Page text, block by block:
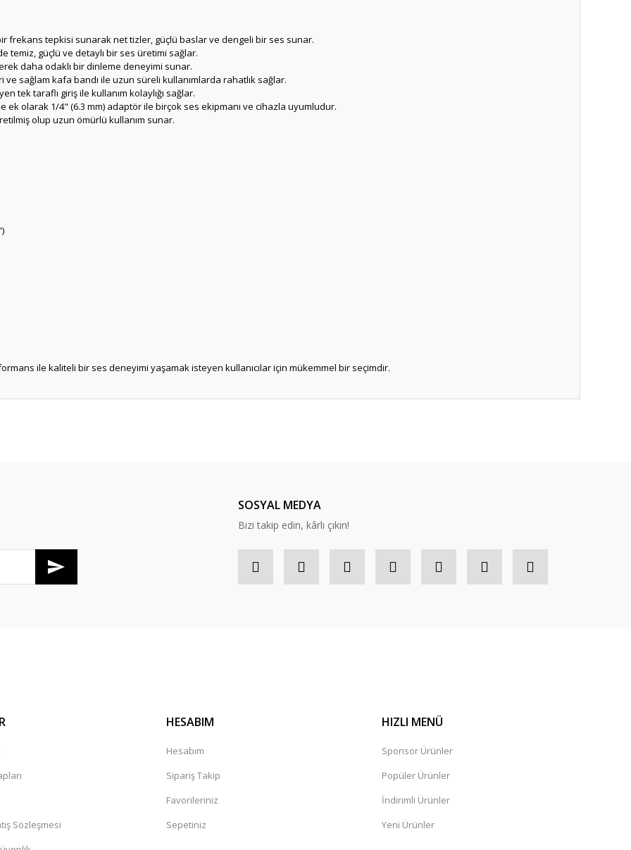
frekans tepkisi sunarak net tizler, güçlü baslar ve dengeli bir ses sunar.
temiz, güçlü ve detaylı bir ses üretimi sağlar.
daha odaklı bir dinleme deneyimi sunar.
sağlam kafa bandı ile uzun süreli kullanımlarda rahatlık sağlar.
tek taraflı giriş ile kullanım kolaylığı sağlar.
ek olarak 1/4" (6.3 mm) adaptör ile birçok ses ekipmanı ve cihazla uyumludur.
olup uzun ömürlü kullanım sunar.
ile kaliteli bir ses deneyimi yaşamak isteyen kullanıcılar için mükemmel bir seçimdir.
SOSYAL MEDYA
Bizi takip edin, kârlı çıkın!
Sözleşmesi
HESABIM
Hesabım
Sipariş Takip
Favorileriniz
Sepetiniz
HIZLI MENÜ
Sponsor Ürünler
Popüler Ürünler
İndirimli Ürünler
Yeni Ürünler